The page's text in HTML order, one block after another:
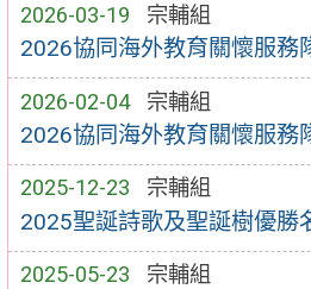
2026-03-19 宗輔組
2026協同海外教育關懷服務
2026-02-04 宗輔組
2026協同海外教育關懷服務
2025-12-23 宗輔組
2025聖誕詩歌及聖誕樹優勝
2025-05-23 宗輔組